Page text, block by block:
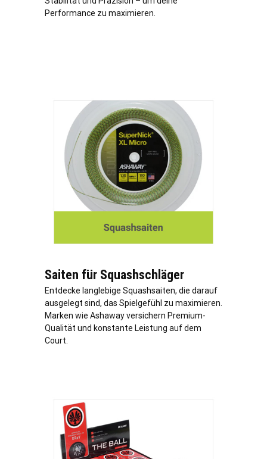
Performance zu maximieren.
Saiten für Squashschläger
Entdecke langlebige Squashsaiten, die darauf
ausgelegt sind, das Spielgefühl zu maximieren.
Marken wie Ashaway versichern Premium-
Qualität und konstante Leistung auf dem
Court.